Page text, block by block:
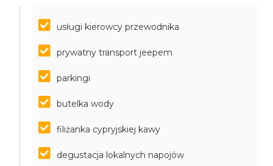
usługi kierowcy przewodnika
prywatny transport jeepem
parkingi
butelka wody
filiżanka cypryjskiej kawy
degustacja lokalnych napojów